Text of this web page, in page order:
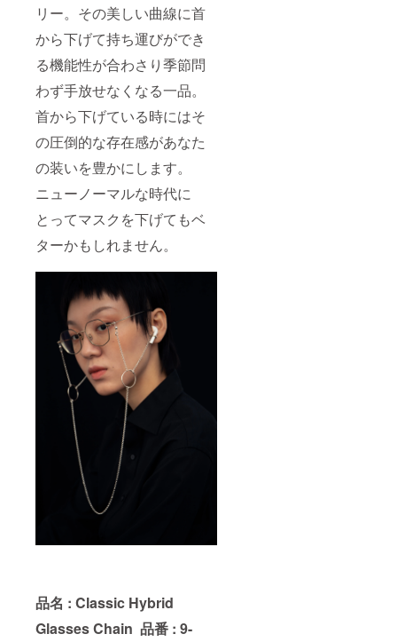
リー。その美しい曲線に首
から下げて持ち運びができ
る機能性が合わさり季節問
わず手放せなくなる一品。
首から下げている時にはそ
の圧倒的な存在感があなた
の装いを豊かにします。
ニューノーマルな時代に
とってマスクを下げてもベ
ターかもしれません。
品名 : Classic Hybrid
Glasses Chain 品番 : 9-